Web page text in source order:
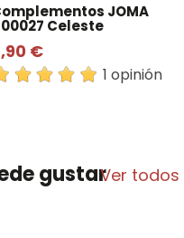
JOMA
Celeste
€
1 opinión
gustarVer todos